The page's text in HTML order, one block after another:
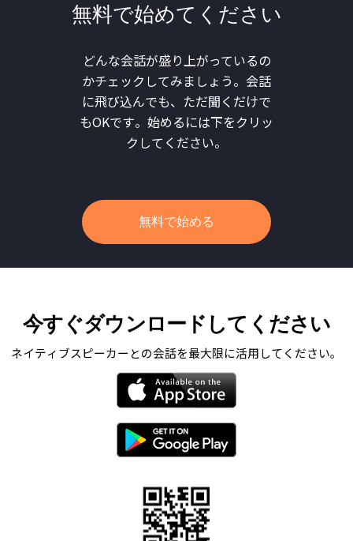
無料で始めてください
どんな会話が盛り上がっているの
かチェックしてみましょう。会話
に飛び込んでも、ただ聞くだけで
もOKです。始めるには下をクリッ
クしてください。
無料で始める
今すぐダウンロードしてください
ネイティブスピーカーとの会話を最大限に活用してください。